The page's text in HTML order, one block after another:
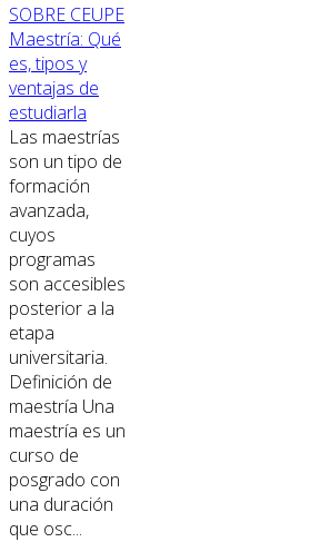
SOBRE CEUPE
Maestría: Qué
es, tipos y
ventajas de
estudiarla
Las maestrías
son un tipo de
formación
avanzada,
cuyos
programas
son accesibles
posterior a la
etapa
universitaria.
Definición de
maestría Una
maestría es un
curso de
posgrado con
una duración
que osc...